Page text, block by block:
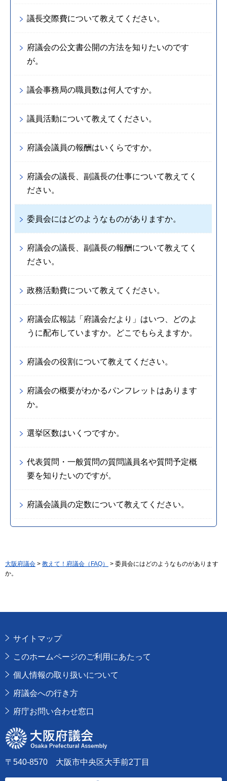
議長交際費について教えてください。
府議会の公文書公開の方法を知りたいのです
が。
議会事務局の職員数は何人ですか。
議員活動について教えてください。
府議会議員の報酬はいくらですか。
府議会の議長、副議長の仕事について教えてく
ださい。
委員会にはどのようなものがありますか。
府議会の議長、副議長の報酬について教えてく
ださい。
政務活動費について教えてください。
府議会広報誌「府議会だより」はいつ、どのよ
うに配布していますか。どこでもらえますか。
府議会の役割について教えてください。
府議会の概要がわかるパンフレットはあります
か。
選挙区数はいくつですか。
代表質問・一般質問の質問議員名や質問予定概
要を知りたいのですが。
府議会議員の定数について教えてください。
大阪府議会 > 教えて！府議会（FAQ）
> 委員会にはどのようなものがあります
か。
サイトマップ
このホームページのご利用にあたって
個人情報の取り扱いについて
府議会への行き方
府庁お問い合わせ窓口
大阪府議会
〒540-8570 大阪市中央区大手前2丁目